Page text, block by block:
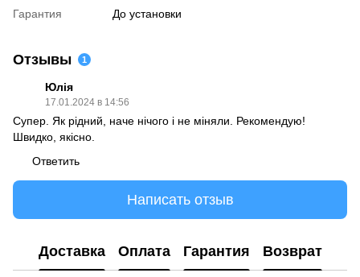
Гарантия
До установки
Отзывы 1
Юлія
17.01.2024 в 14:56
Супер. Як рідний, наче нічого і не міняли. Рекомендую!
Швидко, якісно.
Ответить
Написать отзыв
Доставка Оплата Гарантия Возврат